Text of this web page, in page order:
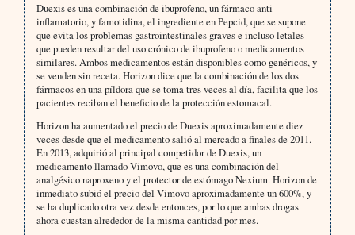
Duexis es una combinación de ibuprofeno, un fármaco anti-
inflamatorio, y famotidina, el ingrediente en Pepcid, que se supone
que evita los problemas gastrointestinales graves e incluso letales
que pueden resultar del uso crónico de ibuprofeno o medicamentos
similares. Ambos medicamentos están disponibles como genéricos, y
se venden sin receta. Horizon dice que la combinación de los dos
fármacos en una píldora que se toma tres veces al día, facilita que los
pacientes reciban el beneficio de la protección estomacal.
Horizon ha aumentado el precio de Duexis aproximadamente diez
veces desde que el medicamento salió al mercado a finales de 2011.
En 2013, adquirió al principal competidor de Duexis, un
medicamento llamado Vimovo, que es una combinación del
analgésico naproxeno y el protector de estómago Nexium. Horizon de
inmediato subió el precio del Vimovo aproximadamente un 600%, y
se ha duplicado otra vez desde entonces, por lo que ambas drogas
ahora cuestan alrededor de la misma cantidad por mes.